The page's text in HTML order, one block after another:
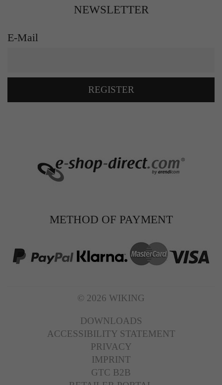
NEWSLETTER
E-Mail
REGISTER
METHOD OF PAYMENT
© 2026 WIKING
DOWNLOADS
ACCESSIBILITY STATEMENT
PRIVACY
IMPRINT
GTC B2B